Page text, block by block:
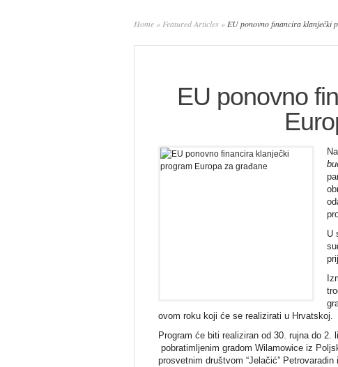
Home » Featured Articles » EU ponovno financira klanječki
EU ponovno
U
ovom roku koji će se realizirati u Hrvatskoj.
Program će biti realiziran od 30. rujna do
pobratimljenim gradom Wilamowice iz
prosvetnim društvom “Jelačić”